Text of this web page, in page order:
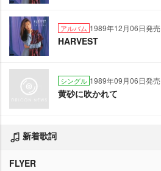
アルバム 1989年12月06日発売
HARVEST
シングル 1989年09月06日発売
黄砂に吹かれて
新着歌詞
FLYER